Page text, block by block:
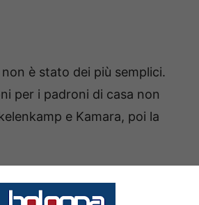
è stato dei più semplici.
per i padroni di casa non
e Kamara, poi la
di un intervento
era guidata dall’inerzia